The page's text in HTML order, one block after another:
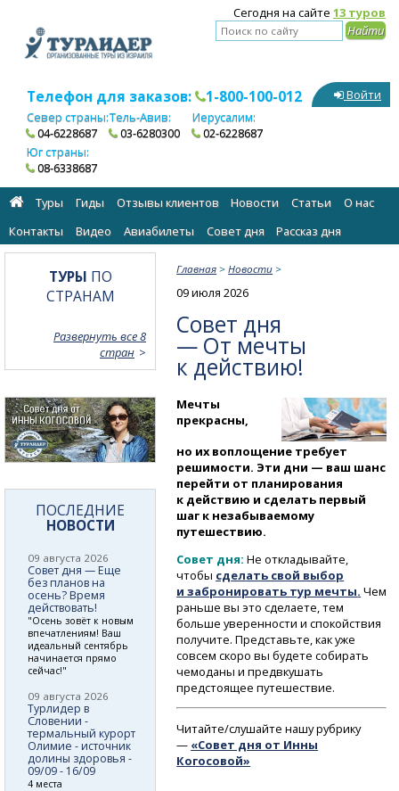
Сегодня на сайте 13 туров
Телефон для заказов: 1-800-100-012
Север страны:
04-6228687
Тель-Авив:
03-6280300
Иерусалим:
02-6228687
Юг страны:
08-6338687
Войти
Туры Гиды Отзывы клиентов Новости Статьи
О нас
Контакты
Видео Авиабилеты Cовет дня Рассказ дня
Главная >Новости >
09 июля 2026
Совет дня
— От мечты
к действию!
Мечты
прекрасны,
но их воплощение требует
решимости. Эти дни — ваш шанс
перейти от планирования
к действию и сделать первый
шаг к незабываемому
путешествию.
Совет дня: Не откладывайте,
чтобы сделать свой выбор
и забронировать тур мечты. Чем
раньше вы это сделаете, тем
больше уверенности и спокойствия
получите. Представьте, как уже
совсем скоро вы будете собирать
чемоданы и предвкушать
предстоящее путешествие.
Читайте/слушайте нашу рубрику
— «Совет дня от Инны
Когосовой»
ТУРЫ ПО
СТРАНАМ
Развернуть все 8
стран
ПОСЛЕДНИЕ
НОВОСТИ
09 августа 2026
Совет дня — Еще
без планов на
осень? Время
действовать!
"Осень зовёт к новым
впечатлениям! Ваш
идеальный сентябрь
начинается прямо
сейчас!"
09 августа 2026
Турлидер в
Словении -
термальный курорт
Олимие - источник
долины здоровья -
09/09 - 16/09
4 места